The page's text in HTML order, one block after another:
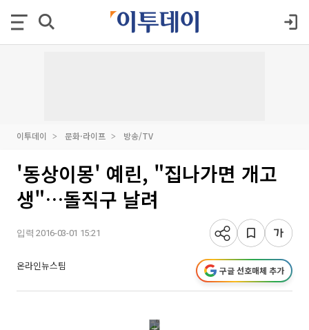
이투데이 문화·라이프 방송/TV
'동상이몽' 예린, "집나가면 개고
생"…돌직구 날려
입력 2016-03-01 15:21
온라인뉴스팀 구글 선호매체 추가